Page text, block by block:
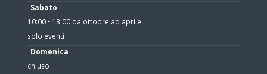
Sabato
10:00 - 13:00 da ottobre ad aprile
solo eventi
Domenica
chiuso